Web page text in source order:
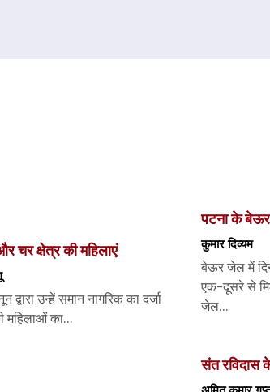
चर क्षेत्र की महिलाएं
द्वारा उन्हें समान नागरिक का दर्जा
महिलाओं का...
पटना के
कुमार दिव्यम
बेऊर जेल में
एक-दूसरे से
जेल...
संत रविदास